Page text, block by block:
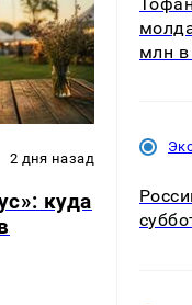
2 дня назад
куда
млн в